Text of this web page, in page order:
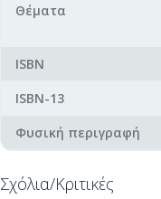
Θέματα
ISBN
ISBN-13
Φυσική περιγραφή
Σχόλια/Κριτικές